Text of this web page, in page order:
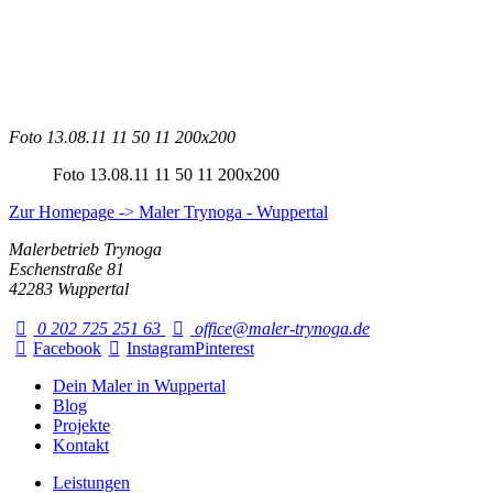
Foto 13.08.11 11 50 11 200x200
Foto 13.08.11 11 50 11 200x200
Zur Homepage -> Maler Trynoga - Wuppertal
Malerbetrieb Trynoga
Eschenstraße 81
42283 Wuppertal
0 202 725 251 63
office@maler-trynoga.de
Facebook
InstagramPinterest
Dein Maler in Wuppertal
Blog
Projekte
Kontakt
Leistungen